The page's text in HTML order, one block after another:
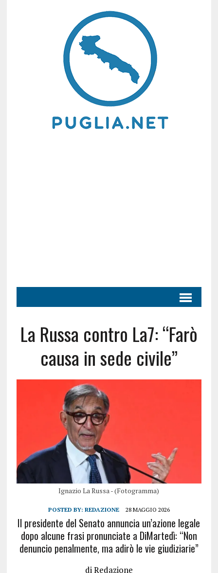
La Russa contro La7: “Farò
causa in sede civile”
Ignazio La Russa - (Fotogramma)
POSTED BY: REDAZIONE 28 MAGGIO 2026
Il presidente del Senato annuncia un’azione legale
dopo alcune frasi pronunciate a DiMartedì: “Non
denuncio penalmente, ma adirò le vie giudiziarie”
di Redazione